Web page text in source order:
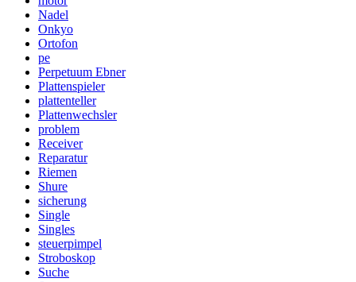
Nadel
Onkyo
Ortofon
pe
Perpetuum Ebner
Plattenspieler
plattenteller
Plattenwechsler
problem
Receiver
Reparatur
Riemen
Shure
sicherung
Single
Singles
steuerpimpel
Stroboskop
Suche